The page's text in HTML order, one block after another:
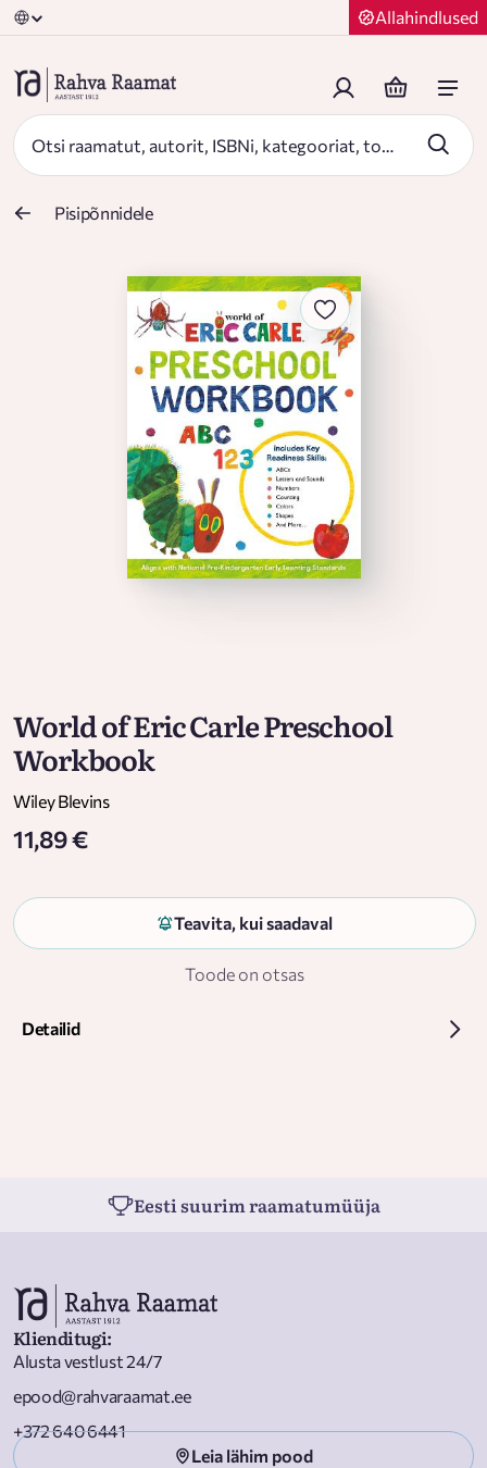
Allahindlused
Pisipõnnidele
World of Eric Carle Preschool
Workbook
Wiley Blevins
11,89 €
Teavita, kui saadaval
Toode on otsas
Detailid
Eesti suurim raamatumüüja
Klienditugi:
Alusta vestlust 24/7
epood@rahvaraamat.ee
+372 640 6441
Leia lähim pood